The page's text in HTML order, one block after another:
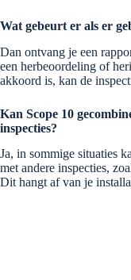
Wat gebeurt er als er
Dan ontvang je een
een herbeoordeling of
akkoord is, kan de
Kan Scope 10
inspecties?
Ja, in sommige situaties
met andere inspecties,
Dit hangt af van je